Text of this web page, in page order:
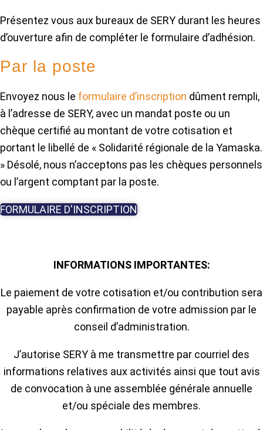
Présentez vous aux bureaux de SERY durant les heures
d’ouverture afin de compléter le formulaire d’adhésion.
Par la poste
Envoyez nous le formulaire d’inscription dûment rempli,
à l’adresse de SERY, avec un mandat poste ou un
chèque certifié au montant de votre cotisation et
portant le libellé de « Solidarité régionale de la Yamaska.
» Désolé, nous n’acceptons pas les chèques personnels
ou l’argent comptant par la poste.
FORMULAIRE D'INSCRIPTION
INFORMATIONS IMPORTANTES:
Le paiement de votre cotisation et/ou contribution sera
payable après confirmation de votre admission par le
conseil d’administration.
J’autorise SERY à me transmettre par courriel des
informations relatives aux activités ainsi que tout avis
de convocation à une assemblée générale annuelle
et/ou spéciale des membres.